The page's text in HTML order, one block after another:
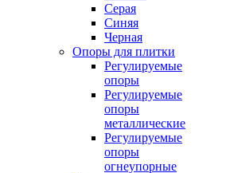
Серая
Синяя
Черная
Опоры для плитки
Регулируемые
опоры
Регулируемые
опоры
металлические
Регулируемые
опоры
огнеупорные